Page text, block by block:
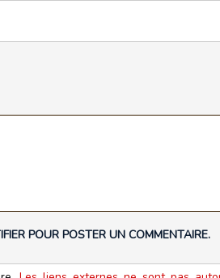
POUR POSTER UN COMMENTAIRE.